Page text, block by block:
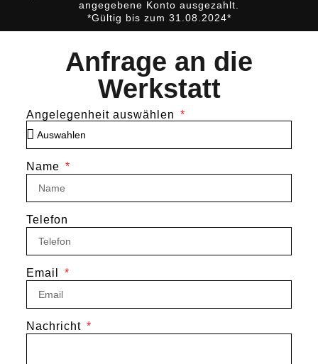
angegebene Konto ausgezahlt.
*Gültig bis zum 31.08.2024*
Anfrage an die
Werkstatt
Angelegenheit auswählen
Name
Telefon
Email
Nachricht